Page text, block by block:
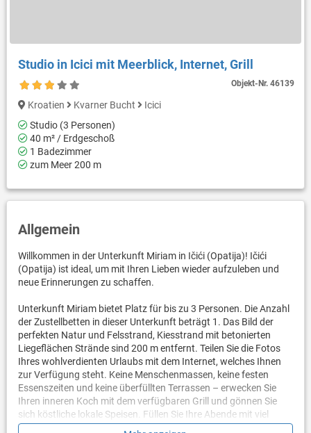
Studio in Icici mit Meerblick, Internet, Grill
Objekt-Nr.46139
Kroatien Kvarner Bucht
Icici
Studio (3 Personen)
40 m² / Erdgeschoß
1 Badezimmer
zum Meer 200 m
Allgemein
Willkommen in der Unterkunft Miriam in Ičići (Opatija)! Ičići
(Opatija) ist ideal, um mit Ihren Lieben wieder aufzuleben und
neue Erinnerungen zu schaffen.
Unterkunft Miriam bietet Platz für bis zu 3 Personen. Die Anzahl
der Zustellbetten in dieser Unterkunft beträgt 1. Das Bild der
perfekten Natur und Felsstrand, Kiesstrand mit betonierten
Liegeflächen Strände sind 200 m entfernt. Teilen Sie die Fotos
Ihres wohlverdienten Urlaubs mit dem Internet, welches Ihnen
zur Verfügung steht. Keine Menschenmassen, keine festen
Essenszeiten und keine überfüllten Terrassen – erwecken Sie
Ihren inneren Koch mit dem verfügbaren Grill und gönnen Sie
sich köstliche lokale Speisen. Füllen Sie Ihre Abende mit viel
Lachen und Spaß, während Sie auf dem 8 m2 großen Balkon